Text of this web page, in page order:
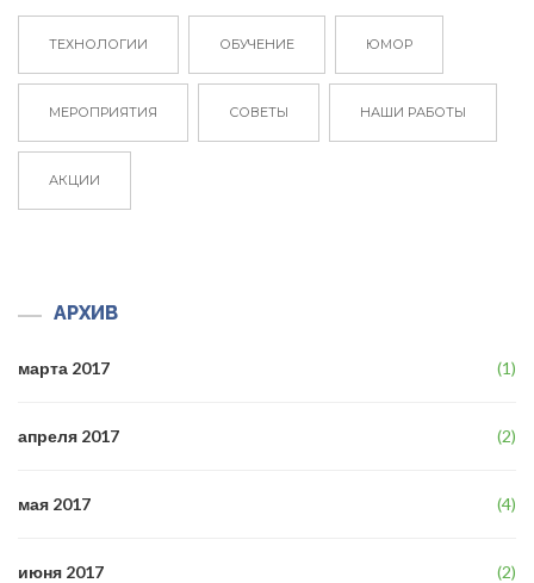
ТЕХНОЛОГИИ ОБУЧЕНИЕ ЮМОР
МЕРОПРИЯТИЯ СОВЕТЫ НАШИ РАБОТЫ
АКЦИИ
АРХИВ
марта 2017 (1)
апреля 2017 (2)
мая 2017 (4)
июня 2017 (2)